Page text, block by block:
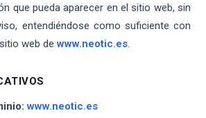
que pueda aparecer en el sitio web, sin
entendiéndose como suficiente con
web dewww.neotic.es.
www.neotic.es